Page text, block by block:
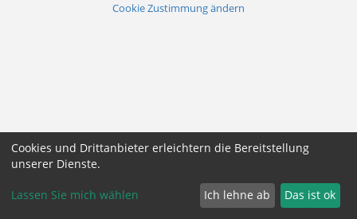
Cookie Zustimmung ändern
Cookies und Drittanbieter erleichtern die Bereitstellung
unserer Dienste.
Lassen Sie mich wählen Ich lehne ab Das ist ok